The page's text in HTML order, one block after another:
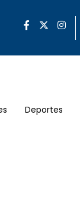
Deportes